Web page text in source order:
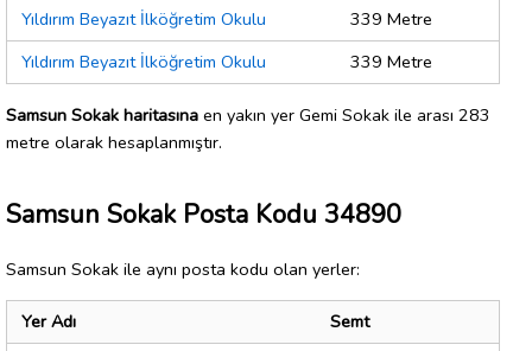
Yıldırım Beyazıt İlköğretim Okulu
339 Metre
Yıldırım Beyazıt İlköğretim Okulu
339 Metre
Samsun Sokak haritasına en yakın yer Gemi Sokak ile arası 283
metre olarak hesaplanmıştır.
Samsun Sokak Posta Kodu 34890
Samsun Sokak ile aynı posta kodu olan yerler:
Yer Adı
Semt